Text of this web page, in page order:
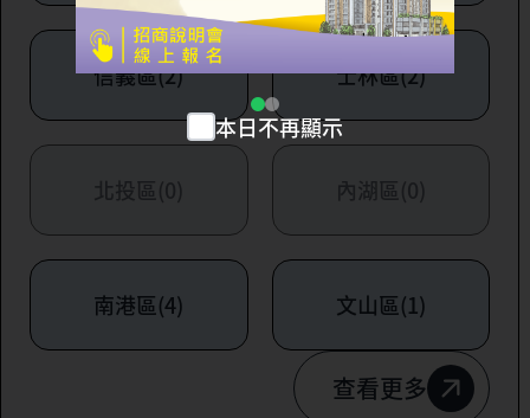
信義區(2) 士林區(2)
北投區(0) 內湖區(0)
南港區(4) 文山區(1)
查看更多
本日不再顯示